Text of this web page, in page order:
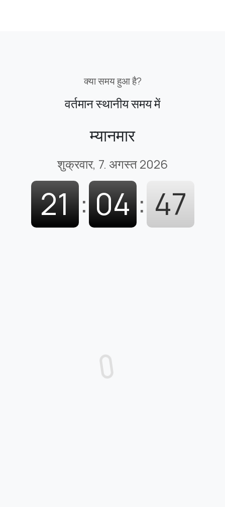
क्या समय हुआ है?
वर्तमान स्थानीय समय में
म्यानमार
शुक्रवार, 7. अगस्त 2026
21 : 04 : 47